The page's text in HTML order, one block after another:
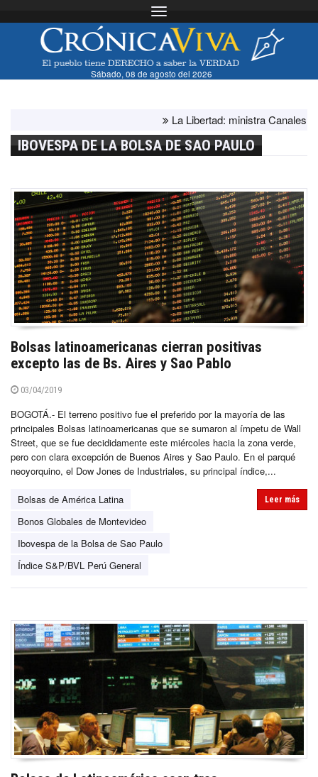
Toggle navigation
Sábado, 08 de agosto del 2026
La Libertad: ministra Canales
IBOVESPA DE LA BOLSA DE SAO PAULO
Bolsas latinoamericanas cierran positivas
excepto las de Bs. Aires y Sao Pablo
03/04/2019
BOGOTÁ.- El terreno positivo fue el preferido por la mayoría de las
principales Bolsas latinoamericanas que se sumaron al ímpetu de Wall
Street, que se fue decididamente este miércoles hacia la zona verde,
pero con clara excepción de Buenos Aires y Sao Paulo. En el parqué
neoyorquino, el Dow Jones de Industriales, su principal índice,...
Bolsas de América Latina
Bonos Globales de Montevideo
Ibovespa de la Bolsa de Sao Paulo
Índice S&P/BVL Perú General
Leer más